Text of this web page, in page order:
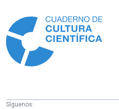
Síguenos: